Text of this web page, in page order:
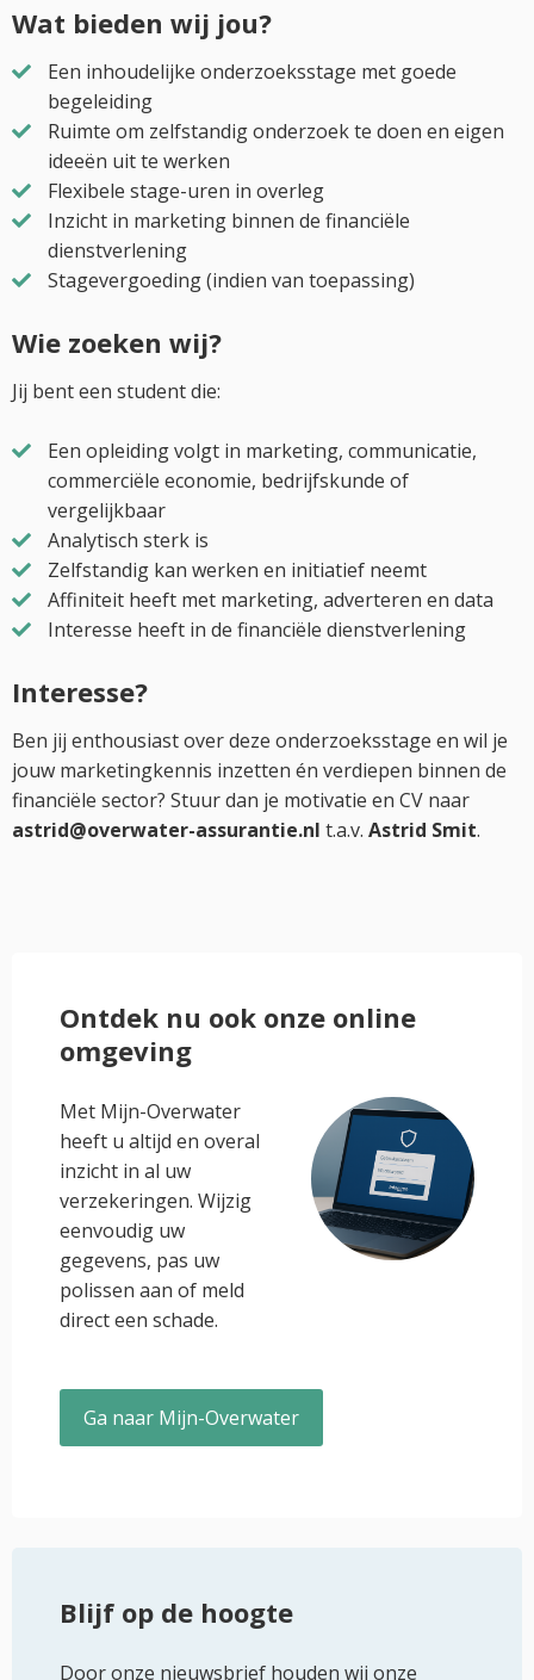
Wat bieden wij jou?
Een inhoudelijke onderzoeksstage met goede
begeleiding
Ruimte om zelfstandig onderzoek te doen en eigen
ideeën uit te werken
Flexibele stage-uren in overleg
Inzicht in marketing binnen de financiële
dienstverlening
Stagevergoeding (indien van toepassing)
Wie zoeken wij?
Jij bent een student die:
Een opleiding volgt in marketing, communicatie,
commerciële economie, bedrijfskunde of
vergelijkbaar
Analytisch sterk is
Zelfstandig kan werken en initiatief neemt
Affiniteit heeft met marketing, adverteren en data
Interesse heeft in de financiële dienstverlening
Interesse?
Ben jij enthousiast over deze onderzoeksstage en wil je
jouw marketingkennis inzetten én verdiepen binnen de
financiële sector? Stuur dan je motivatie en CV naar
astrid@overwater-assurantie.nl t.a.v. Astrid Smit.
Ontdek nu ook onze online
omgeving
Met Mijn-Overwater
heeft u altijd en overal
inzicht in al uw
verzekeringen. Wijzig
eenvoudig uw
gegevens, pas uw
polissen aan of meld
direct een schade.
Ga naar Mijn-Overwater
Blijf op de hoogte
Door onze nieuwsbrief houden wij onze